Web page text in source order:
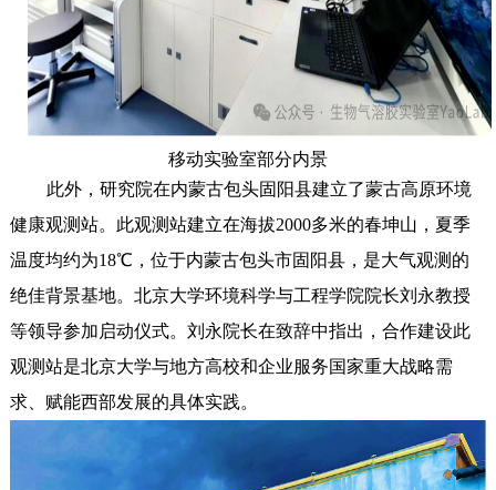
移动实验室部分内景
此外，研究院在内蒙古包头固阳县建立了蒙古高原环境
健康观测站。此观测站建立在海拔2000多米的春坤山，夏季
温度均约为18℃，位于内蒙古包头市固阳县，是大气观测的
绝佳背景基地。北京大学环境科学与工程学院院长刘永教授
等领导参加启动仪式。刘永院长在致辞中指出，合作建设此
观测站是北京大学与地方高校和企业服务国家重大战略需
求、赋能西部发展的具体实践。